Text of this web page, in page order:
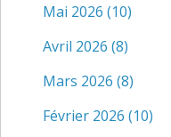
Mai 2026 (10)
Avril 2026 (8)
Mars 2026 (8)
Février 2026 (10)